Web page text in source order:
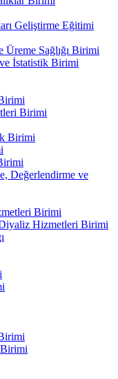
Geliştirme Eğitimi
Üreme Sağlığı Birimi
İstatistik Birimi
Birimi
Birimi
Değerlendirme ve
Birimi
Hizmetleri Birimi
Birimi